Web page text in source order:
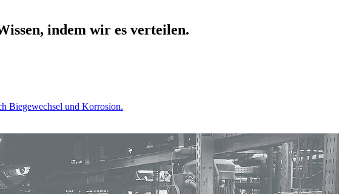
indem wir es verteilen.
Biegewechsel und Korrosion.